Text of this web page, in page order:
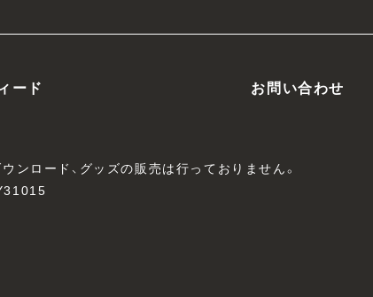
ード お問い合わせ
ンロード、グッズの販売は行っておりません。